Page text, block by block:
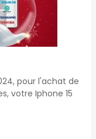
pour l'achat de
votre Iphone 15